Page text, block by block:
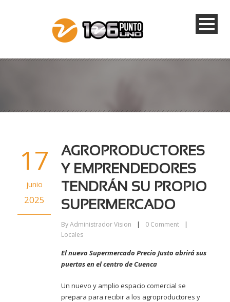
17
junio
2025
AGROPRODUCTORES
Y EMPRENDEDORES
TENDRÁN SU PROPIO
SUPERMERCADO
ByAdministrador Vision | 0 Comment
|
Locales
El nuevo Supermercado Precio Justo abrirá sus
puertas en el centro de Cuenca
Un nuevo y amplio espacio comercial se
prepara para recibir a los agroproductores y